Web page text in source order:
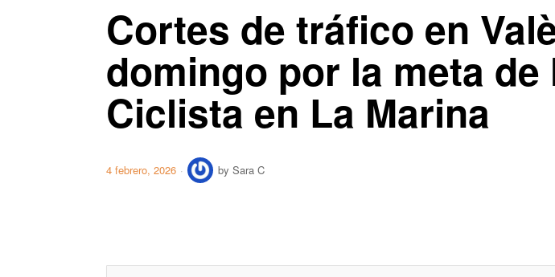
Cortes de tráfico en
domingo por la meta de
Ciclista en La Marina
4 febrero, 2026 by Sara C